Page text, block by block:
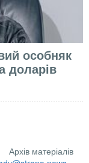
особняк
доларів
Архів матеріалів